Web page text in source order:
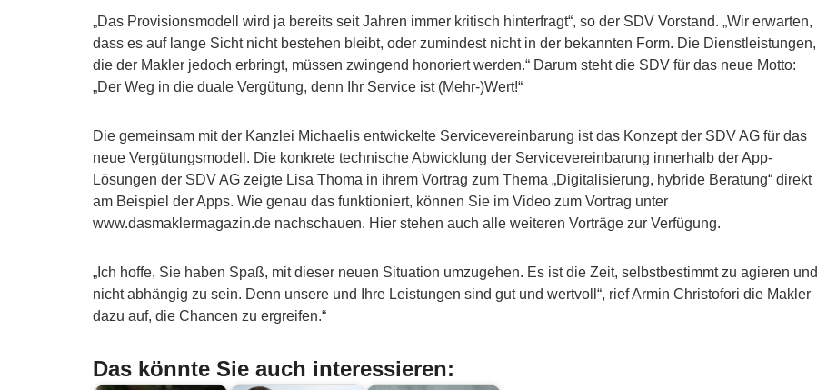
„Das Provisionsmodell wird ja bereits seit Jahren immer kritisch hinterfragt“, so der SDV Vorstand. „Wir erwarten,
dass es auf lange Sicht nicht bestehen bleibt, oder zumindest nicht in der bekannten Form. Die Dienstleistungen,
die der Makler jedoch erbringt, müssen zwingend honoriert werden.“ Darum steht die SDV für das neue Motto:
„Der Weg in die duale Vergütung, denn Ihr Service ist (Mehr-)Wert!“
Die gemeinsam mit der Kanzlei Michaelis entwickelte Servicevereinbarung ist das Konzept der SDV AG für das
neue Vergütungsmodell. Die konkrete technische Abwicklung der Servicevereinbarung innerhalb der App-
Lösungen der SDV AG zeigte Lisa Thoma in ihrem Vortrag zum Thema „Digitalisierung, hybride Beratung“ direkt
am Beispiel der Apps. Wie genau das funktioniert, können Sie im Video zum Vortrag unter
www.dasmaklermagazin.de nachschauen. Hier stehen auch alle weiteren Vorträge zur Verfügung.
„Ich hoffe, Sie haben Spaß, mit dieser neuen Situation umzugehen. Es ist die Zeit, selbstbestimmt zu agieren und
nicht abhängig zu sein. Denn unsere und Ihre Leistungen sind gut und wertvoll“, rief Armin Christofori die Makler
dazu auf, die Chancen zu ergreifen.“
Das könnte Sie auch interessieren: